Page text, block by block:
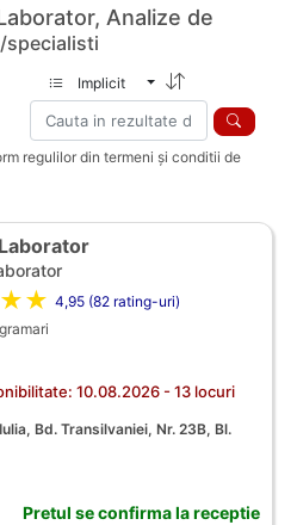
Analize de
specialisti
Implicit
regulilor din termeni și conditii de
4,95 (82 rating-uri)
10.08.2026 - 13 locuri
Bd. Transilvaniei, Nr. 23B, Bl.
Pretul se confirma la receptie